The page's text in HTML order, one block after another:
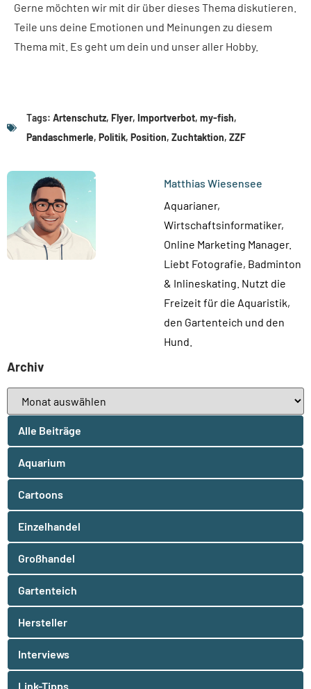
Gerne möchten wir mit dir über dieses Thema diskutieren.
Teile uns deine Emotionen und Meinungen zu diesem
Thema mit. Es geht um dein und unser aller Hobby.
Tags: Artenschutz, Flyer, Importverbot, my-fish,
Pandaschmerle, Politik, Position, Zuchtaktion, ZZF
Matthias Wiesensee
Aquarianer,
Wirtschaftsinformatiker,
Online Marketing Manager.
Liebt Fotografie, Badminton
& Inlineskating. Nutzt die
Freizeit für die Aquaristik,
den Gartenteich und den
Hund.
Archiv
Alle Beiträge
Aquarium
Cartoons
Einzelhandel
Großhandel
Gartenteich
Hersteller
Interviews
Link-Tipps